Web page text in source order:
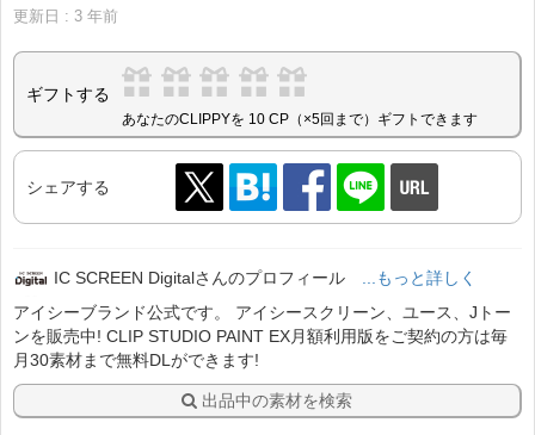
更新日 : 3 年前
ギフトする
あなたのCLIPPYを 10 CP（×5回まで）ギフトできます
シェアする
IC SCREEN Digitalさんのプロフィール
...もっと詳しく
アイシーブランド公式です。 アイシースクリーン、ユース、Jトー
ンを販売中! CLIP STUDIO PAINT EX月額利用版をご契約の方は毎
月30素材まで無料DLができます!
出品中の素材を検索